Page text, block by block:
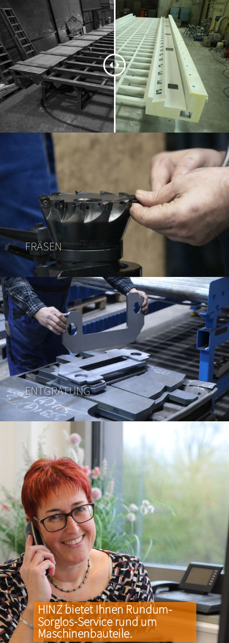
FRÄSEN
ENTGRATUNG
HINZ bietet IhnenRundum-
Sorglos-Servicerund um
Maschinenbauteile.